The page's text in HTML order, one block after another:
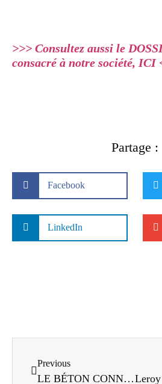
>>> Consultez aussi le
consacré à notre société, ICI
Partage :
Facebook
LinkedIn
Previous
LE BÉTON CONNECTÉ : UN NOUVEL OUTIL AU SERVICE DE LA VILLE INTELLIGENTE – archistorm.com